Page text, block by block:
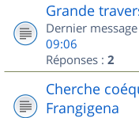
Grande
Dernier
09:06
Réponses : 2
Cherche
Frangigena